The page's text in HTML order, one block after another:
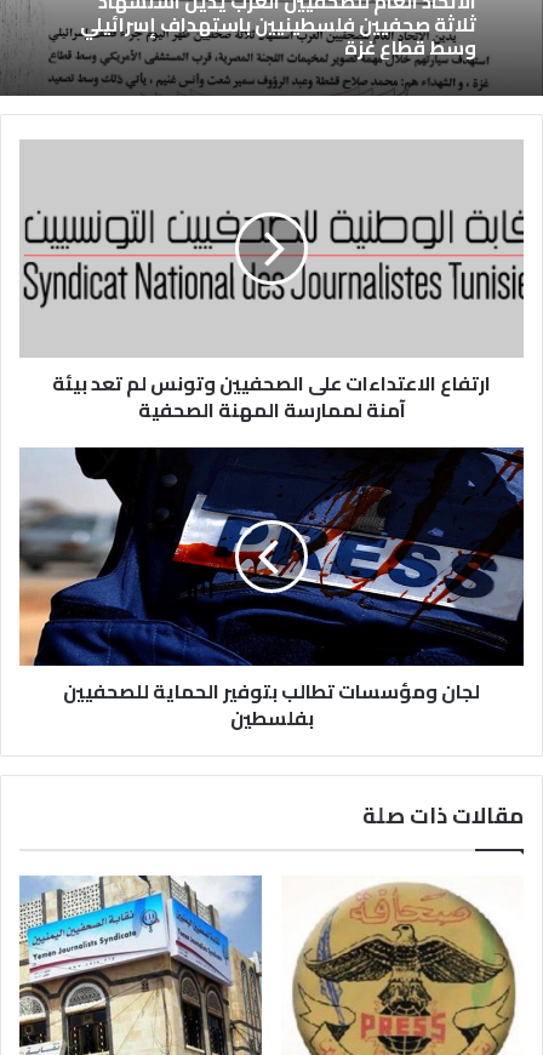
ثلاثة صحفيين فلسطينيين باستهداف إسرائيلي
وسط قطاع غزة
ارتفاع الاعتداءات على الصحفيين وتونس لم تعد بيئة
آمنة لممارسة المهنة الصحفية
لجان ومؤسسات تطالب بتوفير الحماية للصحفيين
بفلسطين
مقالات ذات صلة